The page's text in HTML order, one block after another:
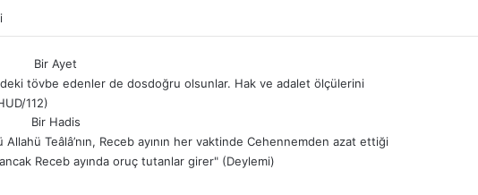
Bir Ayet
tövbe edenler de dosdoğru olsunlar. Hak ve adalet ölçülerini
112)
Bir Hadis
Teâlâ’nın, Receb ayının her vaktinde Cehennemden azat ettiği
Receb ayında oruç tutanlar girer" (Deylemi)